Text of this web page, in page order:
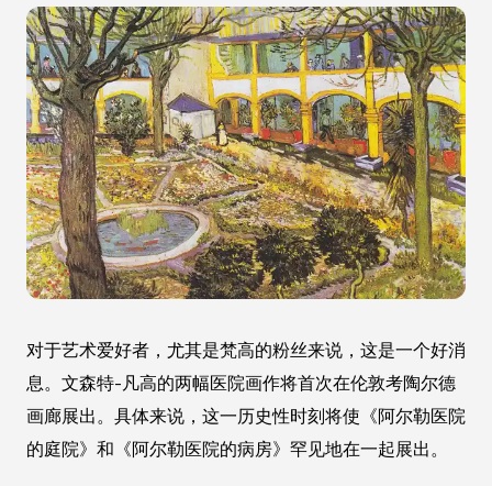
对于艺术爱好者，尤其是梵高的粉丝来说，这是一个好消
息。文森特-凡高的两幅医院画作将首次在伦敦考陶尔德
画廊展出。具体来说，这一历史性时刻将使《阿尔勒医院
的庭院》和《阿尔勒医院的病房》罕见地在一起展出。